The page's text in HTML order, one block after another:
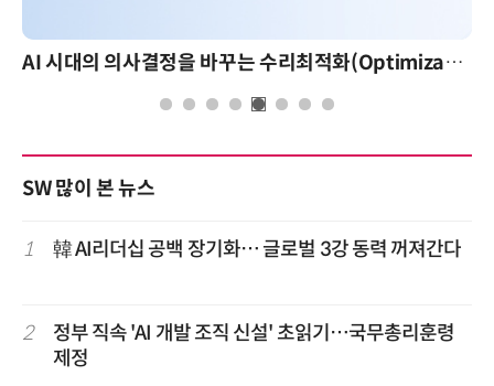
AI 시대의 의사결정을 바꾸는 수리최적화(Optimization): 실제 산업 적용 사례와 활용 전략
SW 많이 본 뉴스
1 韓 AI리더십 공백 장기화… 글로벌 3강 동력 꺼져간다
2
정부 직속 'AI 개발 조직 신설' 초읽기…국무총리훈령
제정